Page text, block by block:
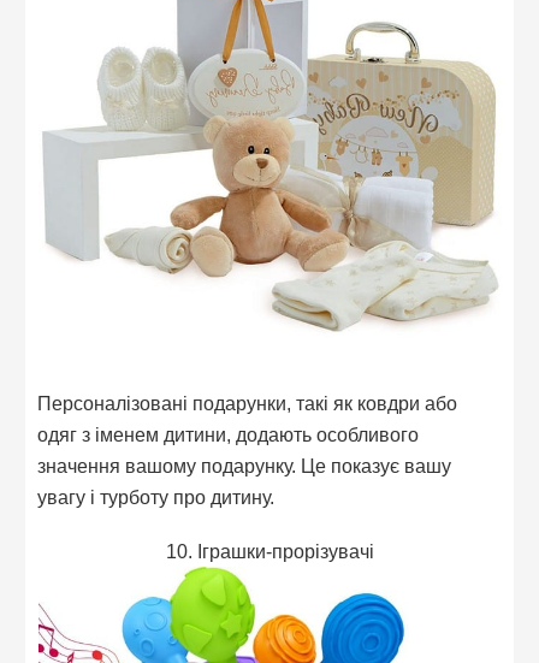
Персоналізовані подарунки, такі як ковдри або
одяг з іменем дитини, додають особливого
значення вашому подарунку. Це показує вашу
увагу і турботу про дитину.
10. Іграшки-прорізувачі